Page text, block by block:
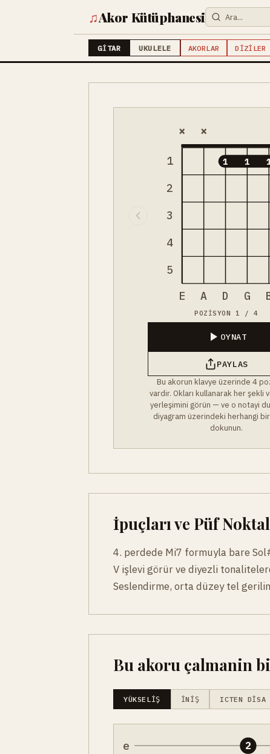
♫Akor Kütüphanesi
GITAR UKULELE AKORLAR DIZILER
1
2
3
4
5
× ×
1 1
E A D G
POZISYON 1 / 4
OYNAT
PAYLAS
Bu akorun klavye üzerinde 4
vardir. Okları kullanarak her şekli
yerleşimini görün — ve o notayi
diyagram üzerindeki herhangi
dokunun.
İpuçları ve Püf
4. perdede Mi7 formuyla bare
V işlevi görür ve diyezli
Seslendirme, orta düzey tel
Bu akoru çalmanin
YÜKSELIŞ İNIŞ ICTEN DISA
e
2